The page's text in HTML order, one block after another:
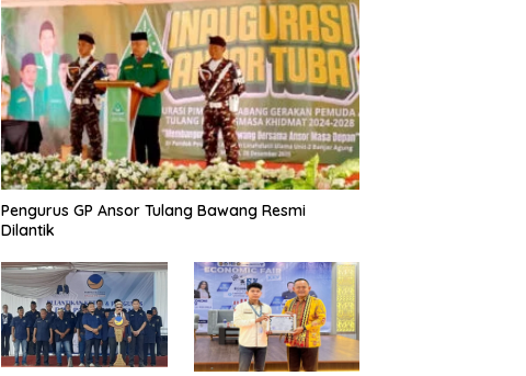
Pengurus GP Ansor Tulang Bawang Resmi
Dilantik